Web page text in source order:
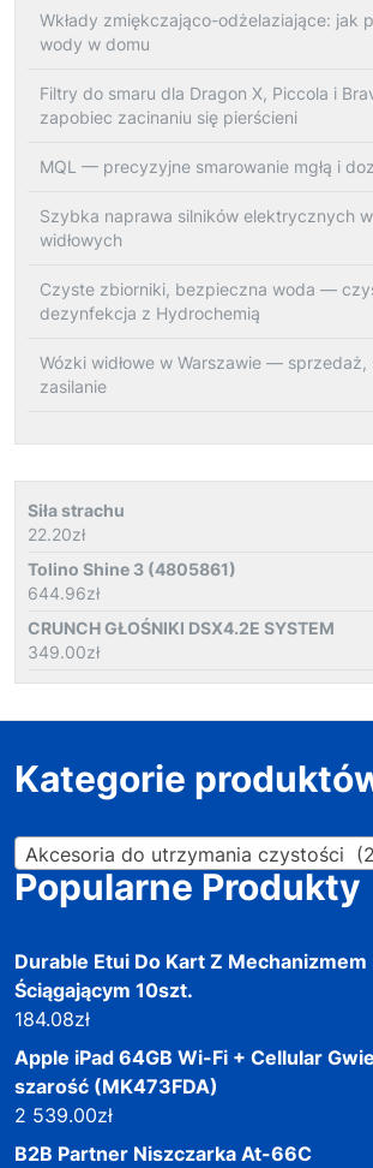
Wkłady zmiękczająco-odżelaziające: jak
wody w domu
Filtry do smaru dla Dragon X, Piccola i
zapobiec zacinaniu się pierścieni
MQL — precyzyjne smarowanie mgłą i
Szybka naprawa silników elektrycznych
widłowych
Czyste zbiorniki, bezpieczna woda —
dezynfekcja z Hydrochemią
Wózki widłowe w Warszawie — sprzedaż,
zasilanie
Siła strachu
22.20zł
Tolino Shine 3 (4805861)
644.96zł
CRUNCH GŁOŚNIKI DSX4.2E SYSTEM
349.00zł
Kategorie
Akcesoria do utrzymania czystości
Popularne Produkty
Durable Etui Do Kart Z Mechanizmem
Ściągającym 10szt.
184.08zł
Apple iPad 64GB Wi-Fi + Cellular
szarość (MK473FDA)
2 539.00zł
B2B Partner Niszczarka At-66C